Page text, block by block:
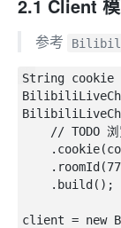
2.1 Client
参考
String cookie
client = new